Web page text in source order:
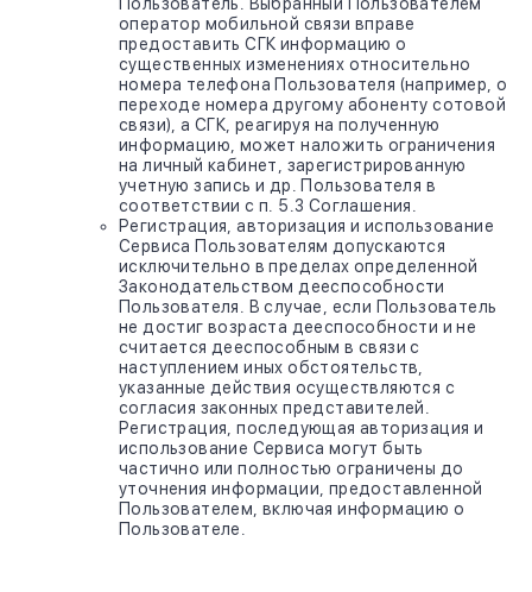
оператор мобильной связи вправе
предоставить СГК информацию о
существенных изменениях относительно
номера телефона Пользователя (например, о
переходе номера другому абоненту сотовой
связи), а СГК, реагируя на полученную
информацию, может наложить ограничения
на личный кабинет, зарегистрированную
учетную запись и др. Пользователя в
соответствии с п. 5.3 Соглашения.
Регистрация, авторизация и использование
Сервиса Пользователям допускаются
исключительно в пределах определенной
Законодательством дееспособности
Пользователя. В случае, если Пользователь
не достиг возраста дееспособности и не
считается дееспособным в связи с
наступлением иных обстоятельств,
указанные действия осуществляются с
согласия законных представителей.
Регистрация, последующая авторизация и
использование Сервиса могут быть
частично или полностью ограничены до
уточнения информации, предоставленной
Пользователем, включая информацию о
Пользователе.